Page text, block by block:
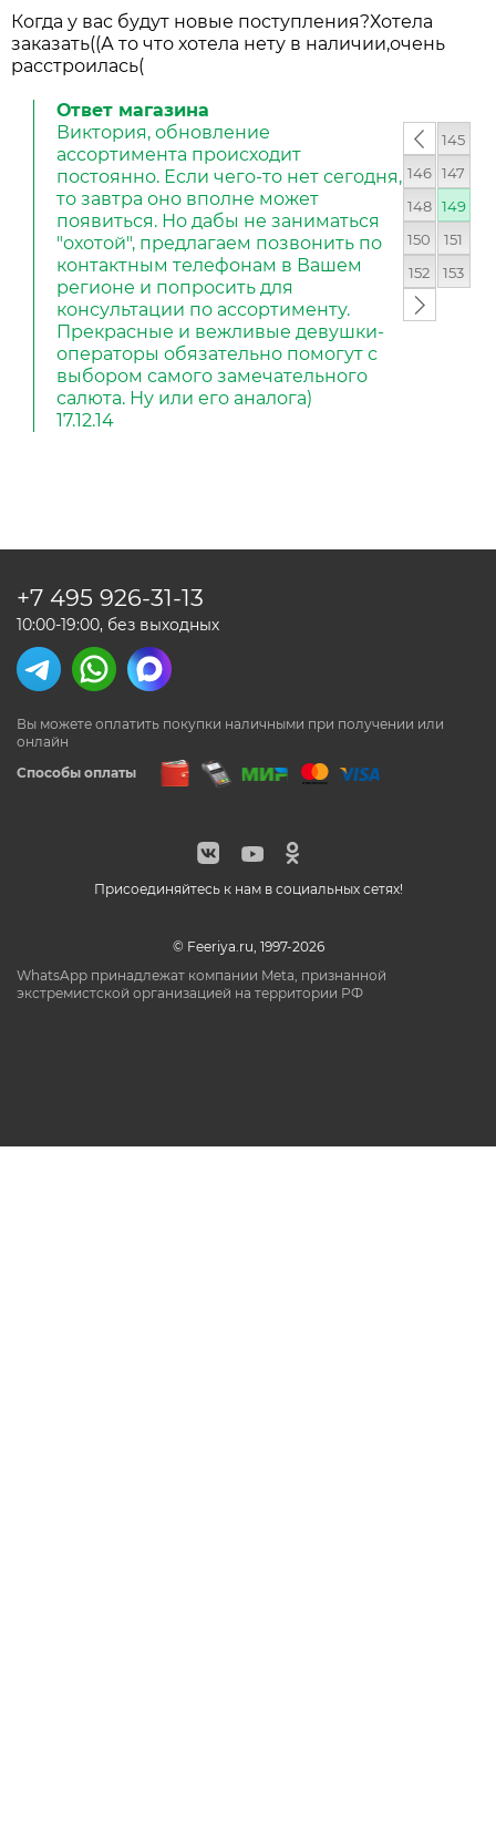
Когда у вас будут новые поступления?Хотела
заказать((А то что хотела нету в наличии,очень
расстроилась(
Ответ магазина
Виктория, обновление
ассортимента происходит
постоянно. Если чего-то нет сегодня,
то завтра оно вполне может
появиться. Но дабы не заниматься
"охотой", предлагаем позвонить по
контактным телефонам в Вашем
регионе и попросить для
консультации по ассортименту.
Прекрасные и вежливые девушки-
операторы обязательно помогут с
выбором самого замечательного
салюта. Ну или его аналога)
17.12.14
‹
145
146 147
148 149
150
151
152
153
следующая
Присоединяйтесь к нам в социальных сетях!
© Feeriya.ru, 1997-2026
Способы оплаты
Вы можете оплатить покупки наличными при получении или
онлайн
+7 495 926-31-13
10:00-19:00, без выходных
WhatsApp принадлежат компании Meta, признанной
экстремистской организацией на территории РФ